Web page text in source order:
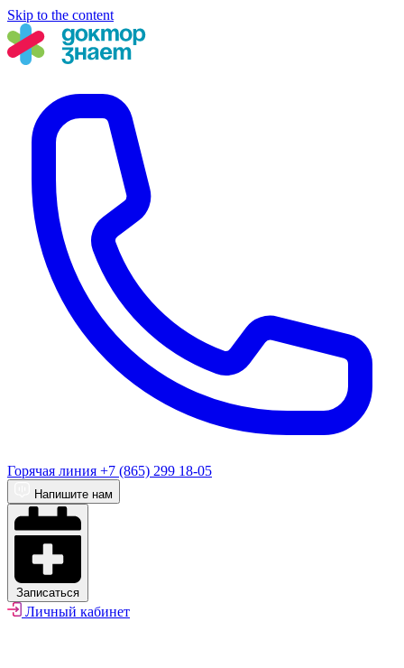
Skip to the content
Горячая линия +7 (865) 299 18-05
Напишите нам
Записаться
Личный кабинет